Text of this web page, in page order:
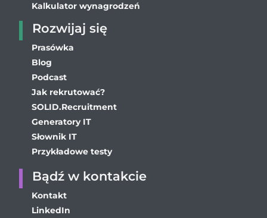
Kalkulator wynagrodzeń
Rozwijaj się
Prasówka
Blog
Podcast
Jak rekrutować?
SOLID.Recruitment
Generatory IT
Słownik IT
Przykładowe testy
Bądź w kontakcie
Kontakt
LinkedIn